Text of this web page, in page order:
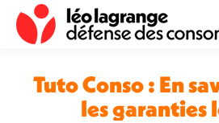
Tuto Conso : En
les garanties